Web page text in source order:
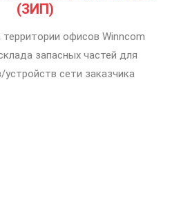
(ЗИП)
территории офисов Winncom
запасных частей для
сети заказчика